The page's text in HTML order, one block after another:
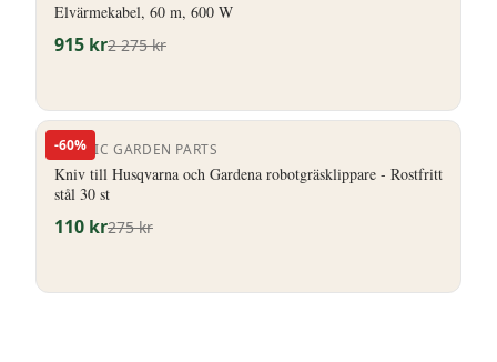
Elvärmekabel, 60 m, 600 W
915 kr2 275kr
-60%
NORDIC GARDEN PARTS
Kniv till Husqvarna och Gardena robotgräsklippare - Rostfritt
stål 30 st
110 kr275kr